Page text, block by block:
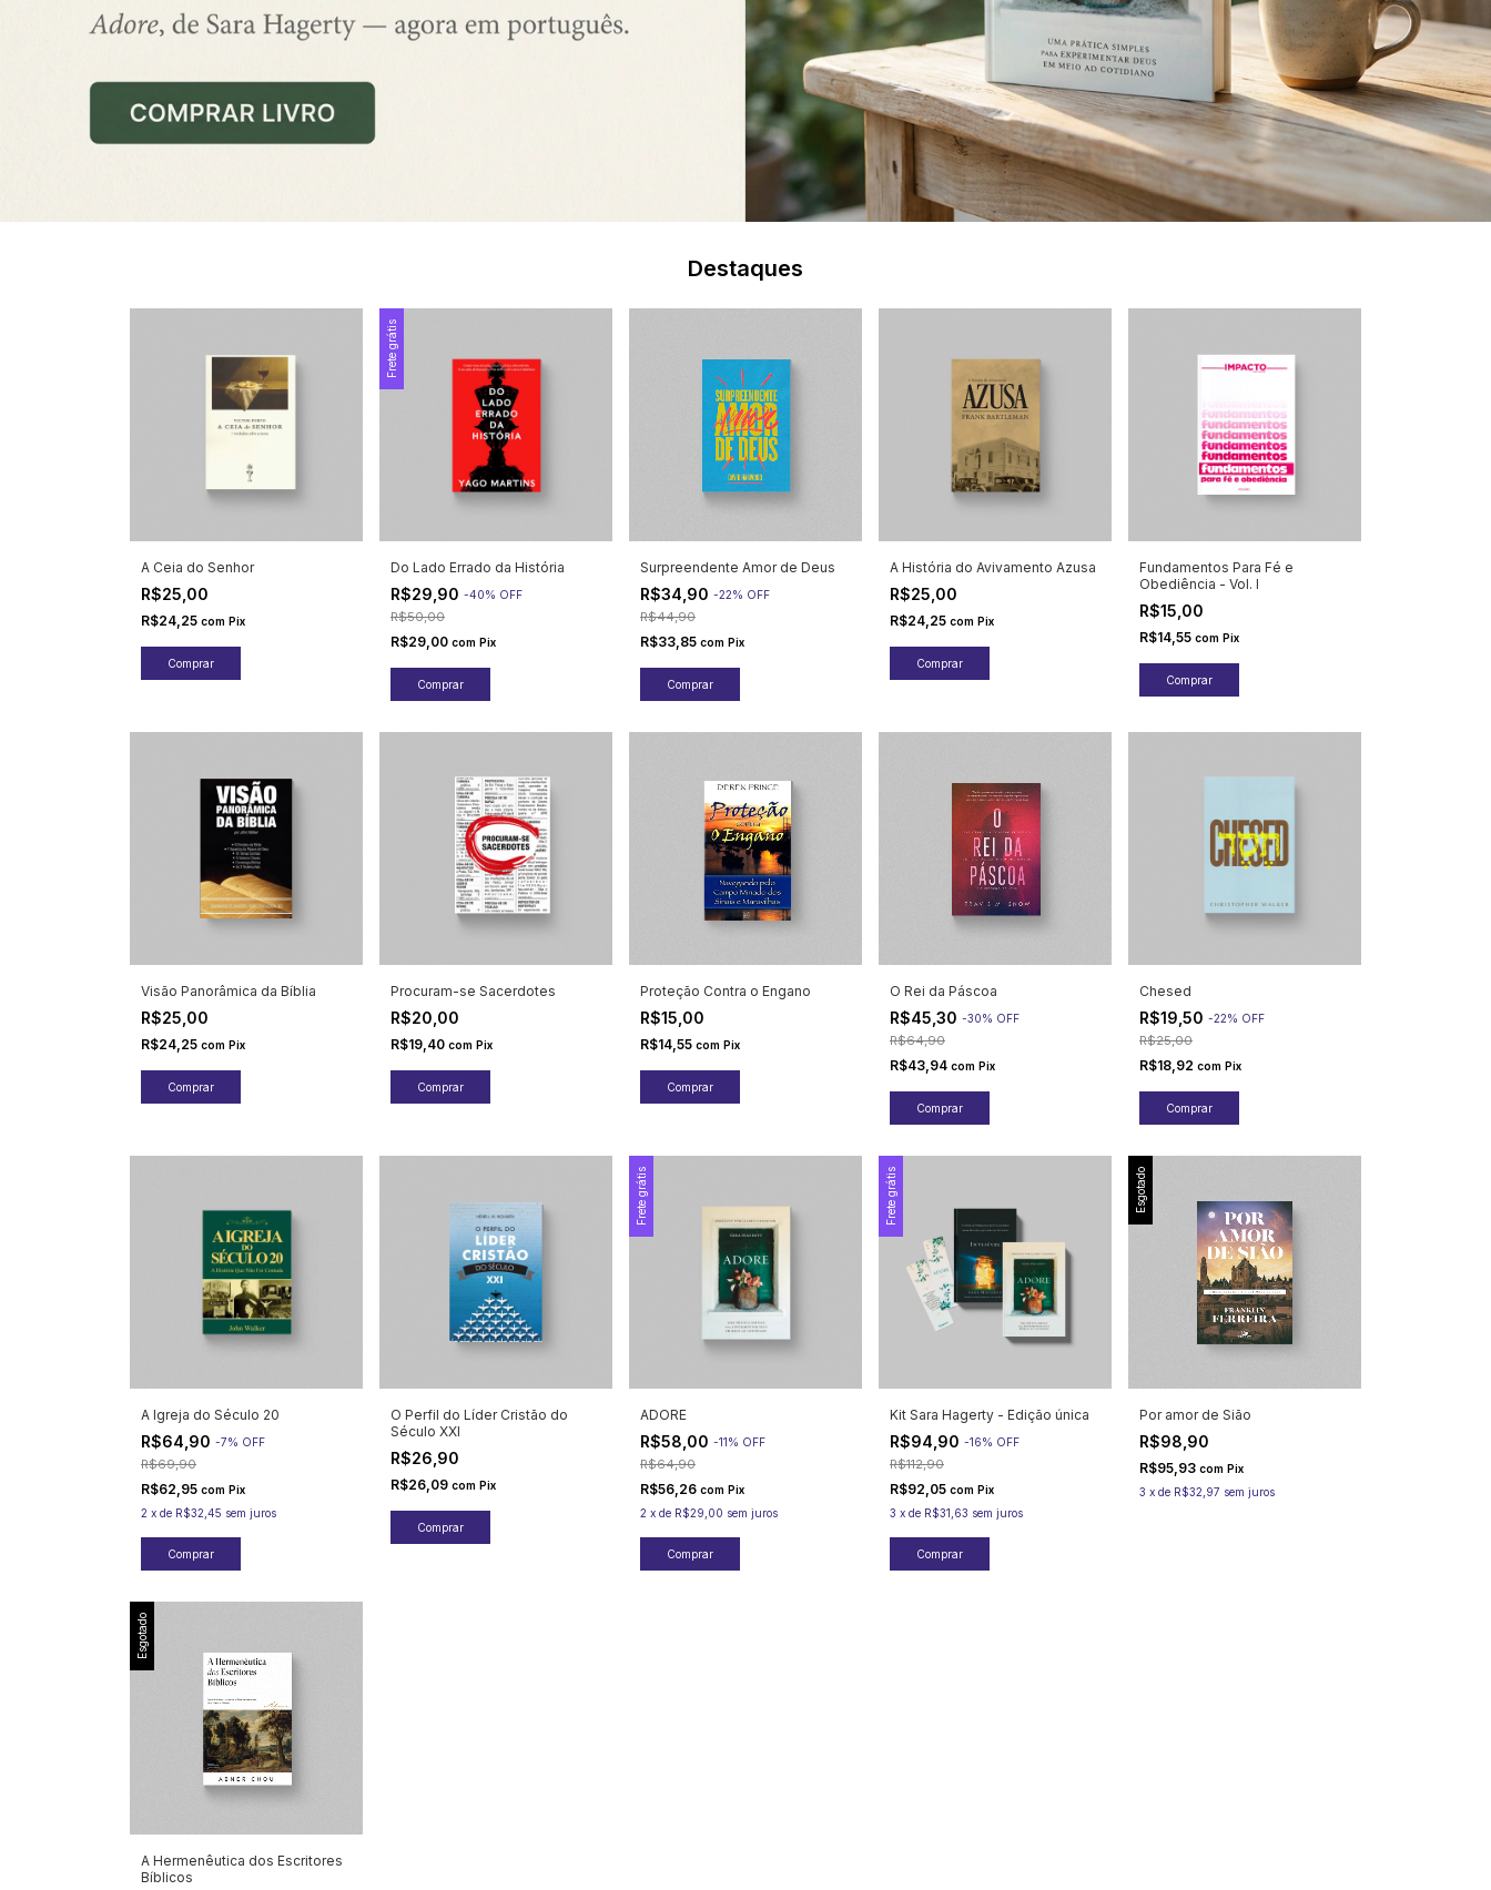
Destaques
A Ceia do Senhor
R$25,00
R$24,25 com Pix
Frete grátis
Do Lado Errado da História
R$29,90 -40% OFF
R$50,00
R$29,00 com Pix
Surpreendente Amor de Deus
R$34,90 -22% OFF
R$44,90
R$33,85 com Pix
A História do Avivamento Azusa
R$25,00
R$24,25 com Pix
Fundamentos Para Fé e
Obediência - Vol. I
R$15,00
R$14,55 com Pix
Visão Panorâmica da Bíblia
R$25,00
R$24,25 com Pix
Procuram-se Sacerdotes
R$20,00
R$19,40 com Pix
Proteção Contra o Engano
R$15,00
R$14,55 com Pix
O Rei da Páscoa
R$45,30 -30% OFF
R$64,90
R$43,94 com Pix
Chesed
R$19,50 -22% OFF
R$25,00
R$18,92 com Pix
A Igreja do Século 20
R$64,90 -7% OFF
R$69,90
R$62,95 com Pix
2 x de R$32,45 sem juros
O Perfil do Líder Cristão do
Século XXI
R$26,90
R$26,09 com Pix
Frete grátis
ADORE
R$58,00 -11% OFF
R$64,90
R$56,26 com Pix
2 x de R$29,00 sem juros
Frete grátis
Kit Sara Hagerty - Edição única
R$94,90 -16% OFF
R$112,90
R$92,05 com Pix
3 x de R$31,63 sem juros
Esgotado
Por amor de Sião
R$98,90
R$95,93 com Pix
3 x de R$32,97 sem juros
Esgotado
A Hermenêutica dos Escritores
Bíblicos